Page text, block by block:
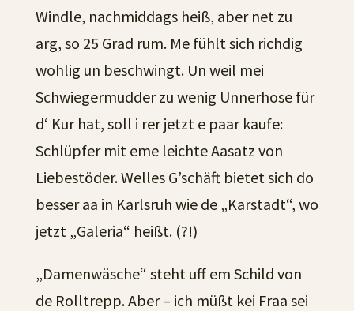
Windle, nachmiddags heiß, aber net zu
arg, so 25 Grad rum. Me fühlt sich richdig
wohlig un beschwingt. Un weil mei
Schwiegermudder zu wenig Unnerhose für
d‘ Kur hat, soll i rer jetzt e paar kaufe:
Schlüpfer mit eme leichte Aasatz von
Liebestöder. Welles G’schäft bietet sich do
besser aa in Karlsruh wie de „Karstadt“, wo
jetzt „Galeria“ heißt. (?!)
„Damenwäsche“ steht uff em Schild von
de Rolltrepp. Aber – ich müßt kei Fraa sei